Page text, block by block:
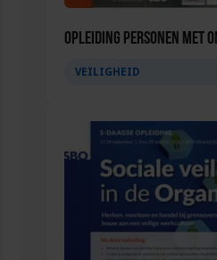
Opleiding Personen met
VEILIGHEID